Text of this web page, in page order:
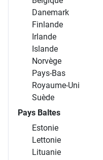
Danemark
Finlande
Irlande
Islande
Norvège
Pays-Bas
Royaume-Uni
Suède
Pays Baltes
Estonie
Lettonie
Lituanie